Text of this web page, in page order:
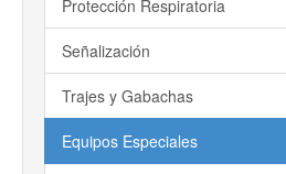
Protección Respiratoria
Señalización
Trajes y Gabachas
Equipos Especiales